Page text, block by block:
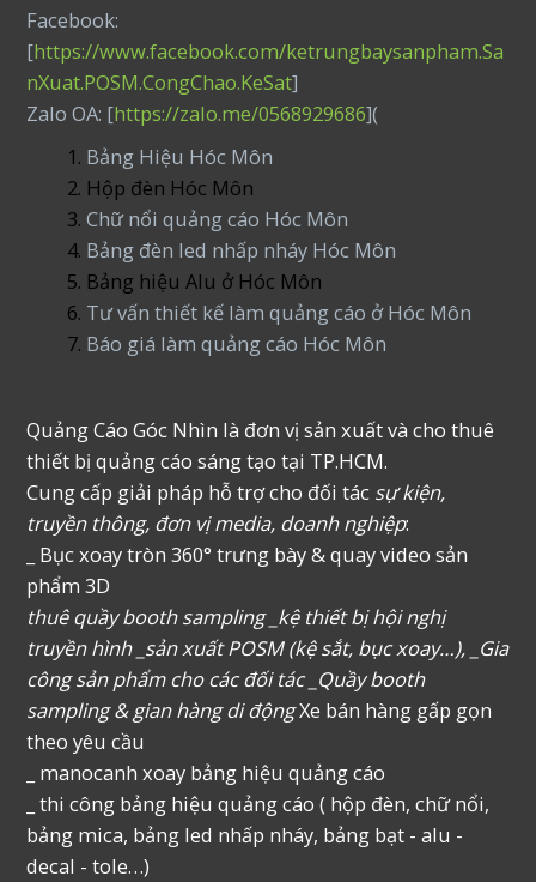
Facebook:
[https://www.facebook.com/ketrungbaysanpham.Sa
nXuat.POSM.CongChao.KeSat]
Zalo OA: [https://zalo.me/0568929686](
Bảng Hiệu Hóc Môn
Hộp đèn Hóc Môn
Chữ nổi quảng cáo Hóc Môn
Bảng đèn led nhấp nháy Hóc Môn
Bảng hiệu Alu ở Hóc Môn
Tư vấn thiết kế làm quảng cáo ở Hóc Môn
Báo giá làm quảng cáo Hóc Môn
Quảng Cáo Góc Nhìn là đơn vị sản xuất và cho thuê
thiết bị quảng cáo sáng tạo tại TP.HCM.
Cung cấp giải pháp hỗ trợ cho đối tác sự kiện,
truyền thông, đơn vị media, doanh nghiệp:
_ Bục xoay tròn 360° trưng bày & quay video sản
phẩm 3D
thuê quầy booth sampling _kệ thiết bị hội nghị
truyền hình _sản xuất POSM (kệ sắt, bục xoay…), _Gia
công sản phẩm cho các đối tác _Quầy booth
sampling & gian hàng di độngXe bán hàng gấp gọn
theo yêu cầu
_ manocanh xoay bảng hiệu quảng cáo
_ thi công bảng hiệu quảng cáo ( hộp đèn, chữ nổi,
bảng mica, bảng led nhấp nháy, bảng bạt - alu -
decal - tole…)